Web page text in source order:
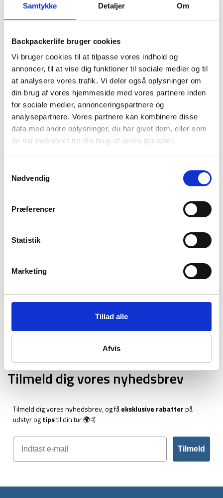
Samtykke Detaljer Om
Backpackerlife bruger cookies
Vi bruger cookies til at tilpasse vores indhold og
annoncer, til at vise dig funktioner til sociale medier og til
at analysere vores trafik. Vi deler også oplysninger om
din brug af vores hjemmeside med vores partnere inden
for sociale medier, annonceringspartnere og
analysepartnere. Vores partnere kan kombinere disse
data med andre oplysninger, du har givet dem, eller som
de har indsamlet fra din brug af deres tjenester.
Nødvendig
Præferencer
Statistik
Marketing
Tillad alle
Afvis
1.499 kr.
pris
995 kr.
pris
799 kr.
oprindelige
pris
var:
598 kr.
aktuelle
pris
er:
349 kr.
Liggeunderlag med fodpumpe
Den
oprindelige
pris
var:
599 kr.
299 krDen
aktuelle
pris
er:
299 kr.
Hurtigtørrende microfiber håndklæde - 160x80
cm - Treklife
99kr
Nyeste artikler
Roskilde festival pakkeliste 2026 – Alt du bør
Guide til Grøn Koncert 2026: Alt du skal vide –
Backpacking i 2026: 10 destinationer du ikke må
23. december 2025
klatrerute
Håndbagage regler: Hvad du må og ikke må
Tilmeld dig vores nyhedsbrev
Tilmeld dig vores nyhedsbrev, og fåeksklusive rabatterpå
udstyr ogtipstil din tur 🌍🤙
Tilmeld